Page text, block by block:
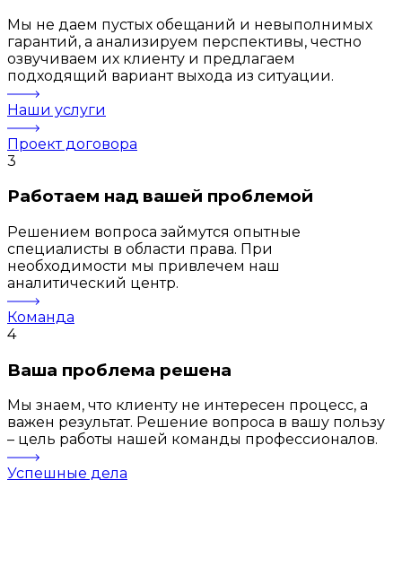
Мы не даем пустых обещаний и невыполнимых
гарантий, а анализируем перспективы, честно
озвучиваем их клиенту и предлагаем
подходящий вариант выхода из ситуации.
Наши услуги
Проект договора
3
Работаем над вашей проблемой
Решением вопроса займутся опытные
специалисты в области права. При
необходимости мы привлечем наш
аналитический центр.
Команда
4
Ваша проблема решена
Мы знаем, что клиенту не интересен процесс, а
важен результат. Решение вопроса в вашу пользу
– цель работы нашей команды профессионалов.
Успешные дела